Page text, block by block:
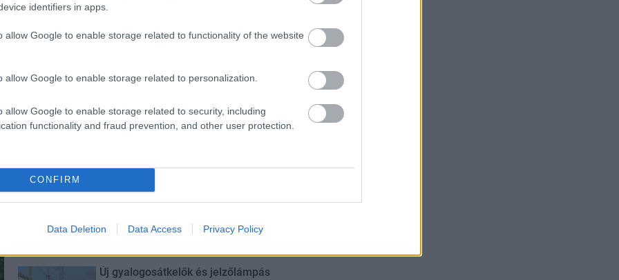
identifiers in apps.
allow Google to enable storage related to functionality of the website
allow Google to enable storage related to personalization.
allow Google to enable storage related to security, including
functionality and fraud prevention, and other user protection.
CONFIRM
Data Deletion Data Access Privacy Policy
M1 bővítés: már zajlik a teljesen új
Új gyalogosátkelők és jelzőlámpás